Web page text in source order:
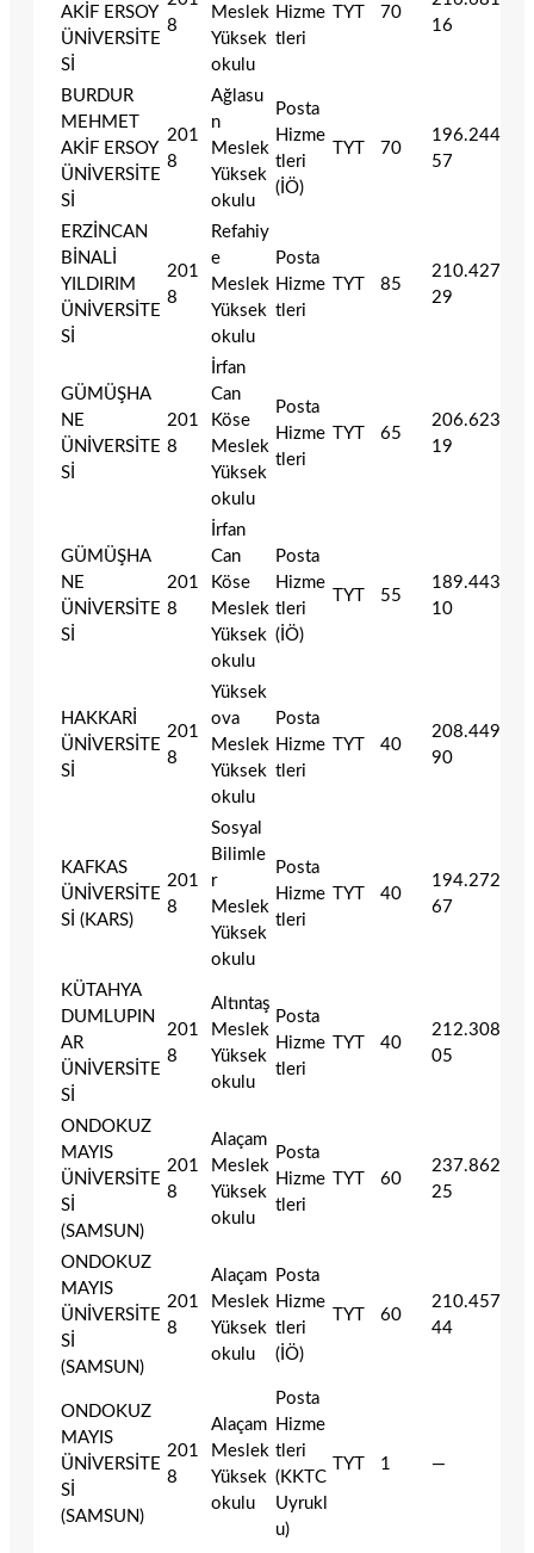
AKİF ERSOY
ÜNİVERSİTE
Sİ
8
Meslek
Yüksek
okulu
Hizme
tleri
TYT 70
16
BURDUR
MEHMET
AKİF ERSOY
ÜNİVERSİTE
Sİ
201
8
Ağlasu
n
Meslek
Yüksek
okulu
Posta
Hizme
tleri
(İÖ)
TYT 70
196.244
57
ERZİNCAN
BİNALİ
YILDIRIM
ÜNİVERSİTE
Sİ
201
8
Refahiy
e
Meslek
Yüksek
okulu
Posta
Hizme
tleri
TYT 85
210.427
29
GÜMÜŞHA
NE
ÜNİVERSİTE
Sİ
201
8
İrfan
Can
Köse
Meslek
Yüksek
okulu
Posta
Hizme
tleri
TYT 65
206.623
19
GÜMÜŞHA
NE
ÜNİVERSİTE
Sİ
201
8
İrfan
Can
Köse
Meslek
Yüksek
okulu
Posta
Hizme
tleri
(İÖ)
TYT 55
189.443
10
HAKKARİ
ÜNİVERSİTE
Sİ
201
8
Yüksek
ova
Meslek
Yüksek
okulu
Posta
Hizme
tleri
TYT 40
208.449
90
KAFKAS
ÜNİVERSİTE
Sİ (KARS)
201
8
Sosyal
Bilimle
r
Meslek
Yüksek
okulu
Posta
Hizme
tleri
TYT 40
194.272
67
KÜTAHYA
DUMLUPIN
AR
ÜNİVERSİTE
Sİ
201
8
Altıntaş
Meslek
Yüksek
okulu
Posta
Hizme
tleri
TYT 40
212.308
05
ONDOKUZ
MAYIS
ÜNİVERSİTE
Sİ
(SAMSUN)
201
8
Alaçam
Meslek
Yüksek
okulu
Posta
Hizme
tleri
TYT 60
237.862
25
ONDOKUZ
MAYIS
ÜNİVERSİTE
Sİ
(SAMSUN)
201
8
Alaçam
Meslek
Yüksek
okulu
Posta
Hizme
tleri
(İÖ)
TYT 60
210.457
44
ONDOKUZ
MAYIS
ÜNİVERSİTE
Sİ
(SAMSUN)
201
8
Alaçam
Meslek
Yüksek
okulu
Posta
Hizme
tleri
(KKTC
Uyrukl
u)
TYT 1 —